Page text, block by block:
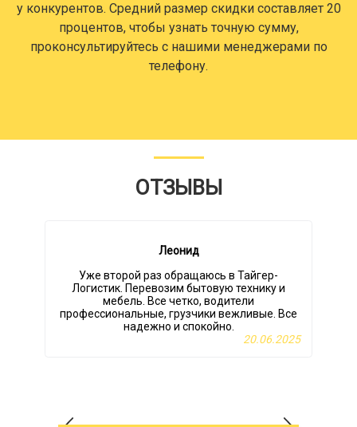
у конкурентов. Средний размер скидки составляет 20
процентов, чтобы узнать точную сумму,
проконсультируйтесь с нашими менеджерами по
телефону.
ОТЗЫВЫ
Леонид
Уже второй раз обращаюсь в Тайгер-
Логистик. Перевозим бытовую технику и
мебель. Все четко, водители
профессиональные, грузчики вежливые. Все
надежно и спокойно.
20.06.2025